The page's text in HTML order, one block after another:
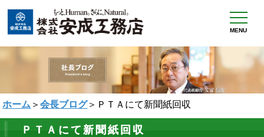
MENU
ホーム ＞会長ブログ＞ＰＴＡにて新聞紙回収
ＰＴＡにて新聞紙回収